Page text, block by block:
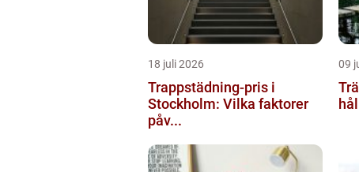
18 juli 2026
Trappstädning-pris i
Stockholm: Vilka faktorer
påv...
09